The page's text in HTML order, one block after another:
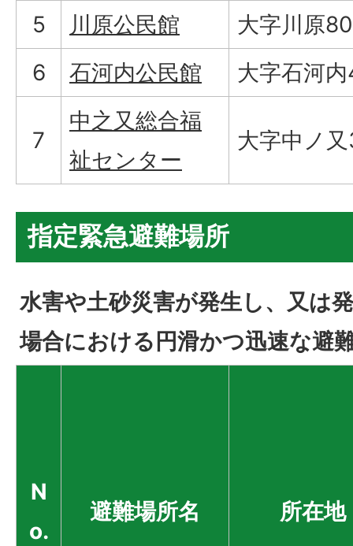
5
川原公民館
大字川原
6
石河内公民館 大字石河
7
中之又総合福
祉センター
大字中ノ
指定緊急避難場所
水害や土砂災害が発生し、又は
場合における円滑かつ迅速な避
N
o.
避難場所名 所在地